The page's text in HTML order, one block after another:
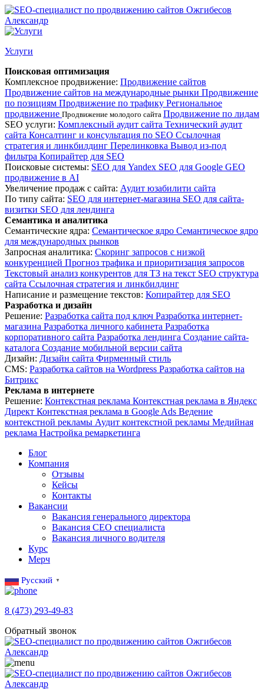
Услуги
Поисковая оптимизация
Комплексное продвижение: Продвижение сайтов
Продвижение сайтов на международные рынки Продвижение
по позициям Продвижение по трафику Региональное
продвижение Продвижение молодого сайта Продвижение по лидам
SEO услуги: Комплексный аудит сайта Технический аудит
сайта Консалтинг и консультация по SEO Ссылочная
стратегия и линкбилдинг Перелинковка Вывод из-под
фильтра Копирайтер для SEO
Поисковые системы: SEO для Yandex SEO для Google GEO
продвижение в AI
Увеличение продаж с сайта: Аудит юзабилити сайта
По типу сайта: SEO для интернет-магазина SEO для сайта-
визитки SEO для лендинга
Семантика и аналитика
Семантические ядра: Семантическое ядро Семантическое ядро
для международных рынков
Запросная аналитика: Скоринг запросов с низкой
конкуренцией Прогноз трафика и приоритизация запросов
Текстовый анализ конкурентов для ТЗ на текст SEO структура
сайта Ссылочная стратегия и линкбилдинг
Написание и размещение текстов: Копирайтер для SEO
Разработка и дизайн
Решение: Разработка сайта под ключ Разработка интернет-
магазина Разработка личного кабинета Разработка
корпоративного сайта Разработка лендинга Создание сайта-
каталога Создание мобильной версии сайта
Дизайн: Дизайн сайта Фирменный стиль
CMS: Разработка сайтов на Wordpress Разработка сайтов на
Битрикс
Реклама в интернете
Решение: Контекстная реклама Контекстная реклама в Яндекс
Директ Контекстная реклама в Google Ads Ведение
контекстной рекламы Аудит контекстной рекламы Медийная
реклама Настройка ремаркетинга
Блог
Компания
Отзывы
Кейсы
Контакты
Вакансии
Вакансия генерального директора
Вакансия СЕО специалиста
Вакансия личного водителя
Курс
Мерч
Русский ▼
8 (473) 293-49-83
Обратный звонок